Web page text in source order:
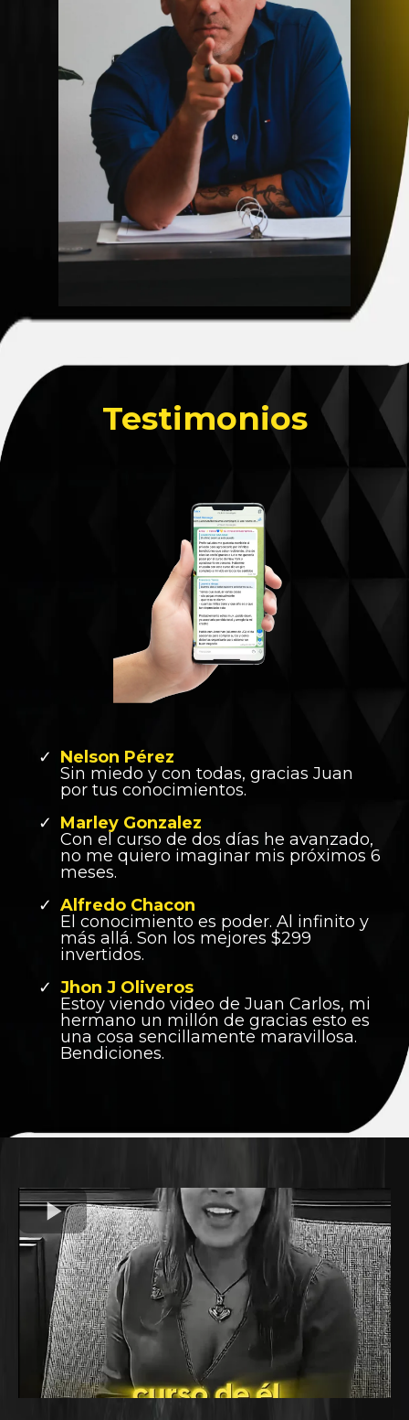
Testimonios
Nelson Pérez
Sin miedo y con todas, gracias Juan
por tus conocimientos.
Marley Gonzalez
Con el curso de dos días he avanzado,
no me quiero imaginar mis próximos 6
meses.
Alfredo Chacon
El conocimiento es poder. Al infinito y
más allá. Son los mejores $299
invertidos.
Jhon J Oliveros
Estoy viendo video de Juan Carlos, mi
hermano un millón de gracias esto es
una cosa sencillamente maravillosa.
Bendiciones.